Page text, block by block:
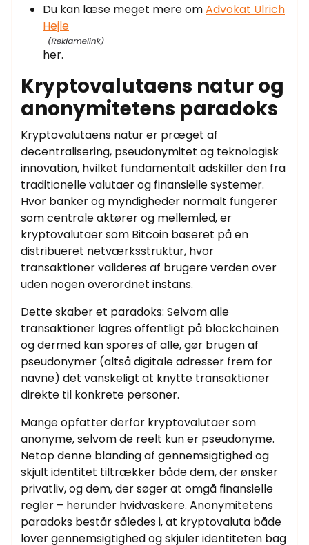
Du kan læse meget mere omAdvokat Ulrich
Hejle
her.
Kryptovalutaens natur og
anonymitetens paradoks
Kryptovalutaens natur er præget af
decentralisering, pseudonymitet og teknologisk
innovation, hvilket fundamentalt adskiller den fra
traditionelle valutaer og finansielle systemer.
Hvor banker og myndigheder normalt fungerer
som centrale aktører og mellemled, er
kryptovalutaer som Bitcoin baseret på en
distribueret netværksstruktur, hvor
transaktioner valideres af brugere verden over
uden nogen overordnet instans.
Dette skaber et paradoks: Selvom alle
transaktioner lagres offentligt på blockchainen
og dermed kan spores af alle, gør brugen af
pseudonymer (altså digitale adresser frem for
navne) det vanskeligt at knytte transaktioner
direkte til konkrete personer.
Mange opfatter derfor kryptovalutaer som
anonyme, selvom de reelt kun er pseudonyme.
Netop denne blanding af gennemsigtighed og
skjult identitet tiltrækker både dem, der ønsker
privatliv, og dem, der søger at omgå finansielle
regler – herunder hvidvaskere. Anonymitetens
paradoks består således i, at kryptovaluta både
lover gennemsigtighed og skjuler identiteten bag